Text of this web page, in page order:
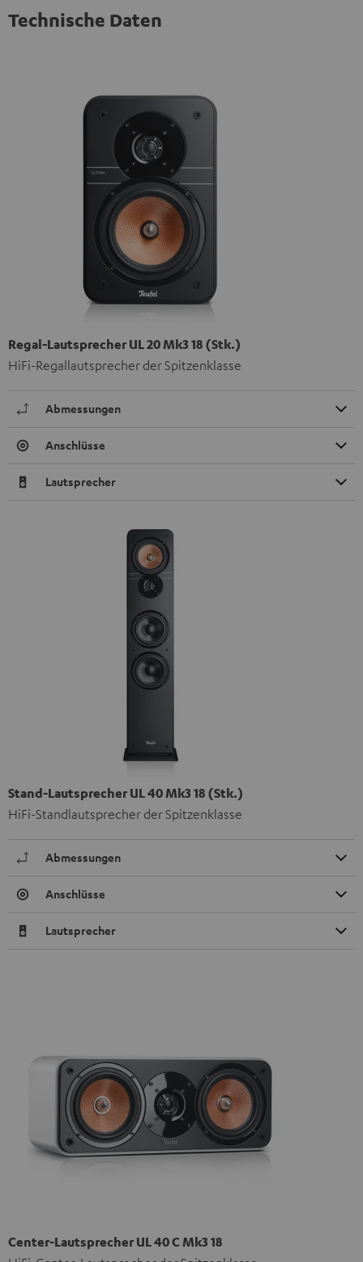
Technische Daten
Regal-Lautsprecher UL 20 Mk3 18 (Stk.)
HiFi-Regallautsprecher der Spitzenklasse
Abmessungen
Anschlüsse
Lautsprecher
Stand-Lautsprecher UL 40 Mk3 18 (Stk.)
HiFi-Standlautsprecher der Spitzenklasse
Abmessungen
Anschlüsse
Lautsprecher
Center-Lautsprecher UL 40 C Mk3 18